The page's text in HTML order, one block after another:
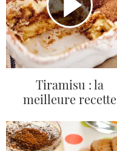
Tiramisu : la
meilleure recette